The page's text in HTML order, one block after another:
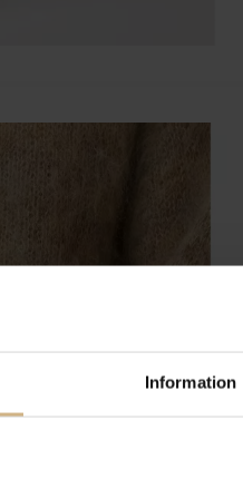
Information